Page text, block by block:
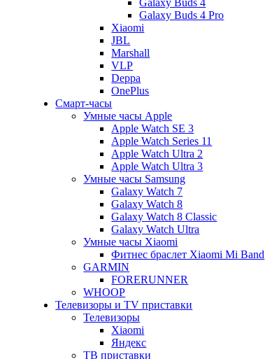
Galaxy Buds 4
Galaxy Buds 4 Pro
Xiaomi
JBL
Marshall
VLP
Deppa
OnePlus
Смарт-часы
Умные часы Apple
Apple Watch SE 3
Apple Watch Series 11
Apple Watch Ultra 2
Apple Watch Ultra 3
Умные часы Samsung
Galaxy Watch 7
Galaxy Watch 8
Galaxy Watch 8 Classic
Galaxy Watch Ultra
Умные часы Xiaomi
Фитнес браслет Xiaomi Mi Band
GARMIN
FORERUNNER
WHOOP
Телевизоры и TV приставки
Телевизоры
Xiaomi
Яндекс
ТВ приставки